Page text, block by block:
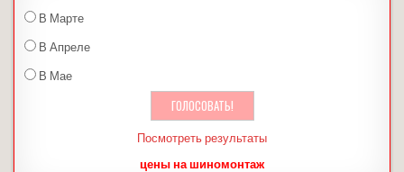
В Марте
В Апреле
В Мае
Посмотреть результаты
цены на шиномонтаж